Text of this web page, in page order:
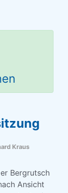
Kraus
Bergrutsch
Ansicht